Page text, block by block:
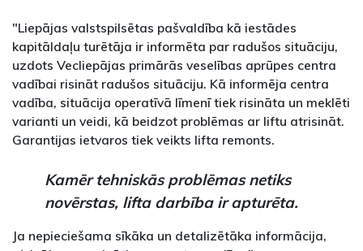
"Liepājas valstspilsētas pašvaldība kā iestādes
kapitāldaļu turētāja ir informēta par radušos situāciju,
uzdots Vecliepājas primārās veselības aprūpes centra
vadībai risināt radušos situāciju. Kā informēja centra
vadība, situācija operatīvā līmenī tiek risināta un meklēti
varianti un veidi, kā beidzot problēmas ar liftu atrisināt.
Garantijas ietvaros tiek veikts lifta remonts.
Kamēr tehniskās problēmas netiks
novērstas, lifta darbība ir apturēta.
Ja nepieciešama sīkāka un detalizētāka informācija,